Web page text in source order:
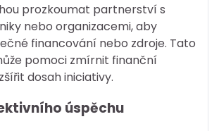
prozkoumat partnerství s
nebo organizacemi, aby
financování nebo zdroje. Tato
pomoci zmírnit finanční
dosah iniciativy.
úspěchu